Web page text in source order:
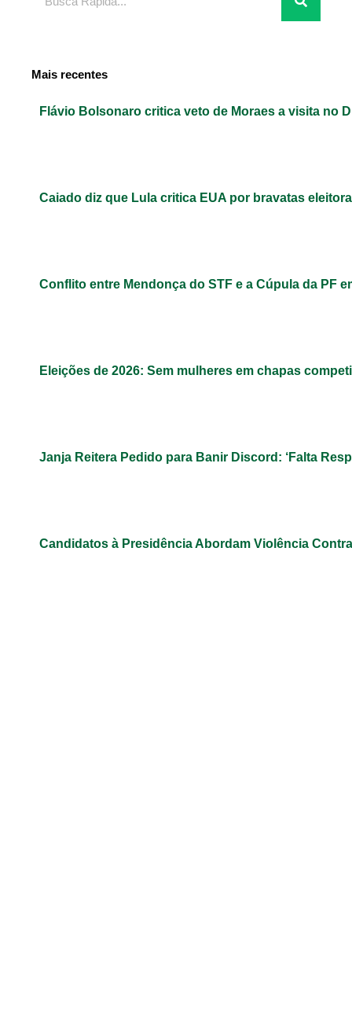
Mais recentes
Flávio Bolsonaro critica veto de Moraes a visita no
Caiado diz que Lula critica EUA por bravatas
Conflito entre Mendonça do STF e a Cúpula da PF
Eleições de 2026: Sem mulheres em chapas
Janja Reitera Pedido para Banir Discord: ‘Falta
Candidatos à Presidência Abordam Violência